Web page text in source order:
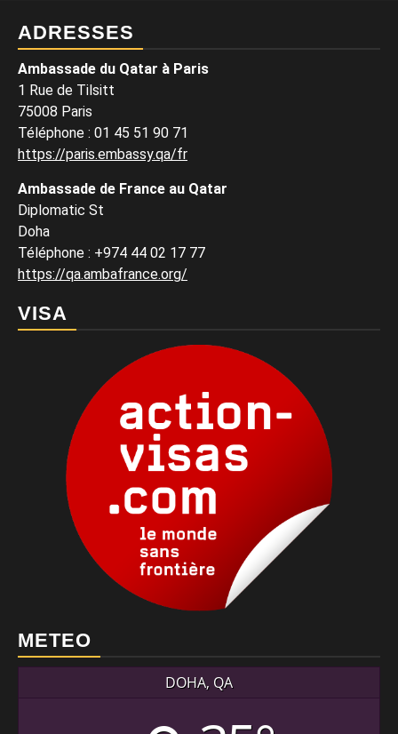
ADRESSES
Ambassade du Qatar à Paris
1 Rue de Tilsitt
75008 Paris
Téléphone : 01 45 51 90 71
https://paris.embassy.qa/fr
Ambassade de France au Qatar
Diplomatic St
Doha
Téléphone : +974 44 02 17 77
https://qa.ambafrance.org/
VISA
METEO
DOHA, QA